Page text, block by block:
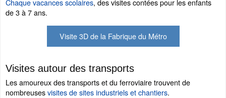
Chaque vacances scolaires, des visites contées pour les enfants
de 3 à 7 ans.
Visite 3D de la Fabrique du Métro
Visites autour des transports
Les amoureux des transports et du ferroviaire trouvent de
nombreusesvisites de sites industriels et chantiers.